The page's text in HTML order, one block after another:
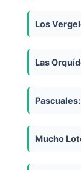
Los
Las
Pascuales:
Mucho